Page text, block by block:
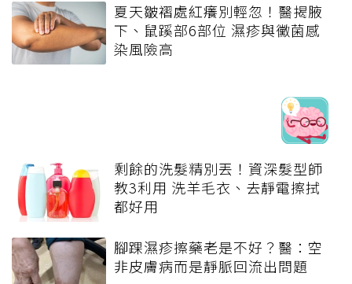
夏天皺褶處紅癢別輕忽！醫揭腋
下、鼠蹊部6部位 濕疹與黴菌感
染風險高
剩餘的洗髮精別丟！資深髮型師
教3利用 洗羊毛衣、去靜電擦拭
都好用
腳踝濕疹擦藥老是不好？醫：空
非皮膚病而是靜脈回流出問題